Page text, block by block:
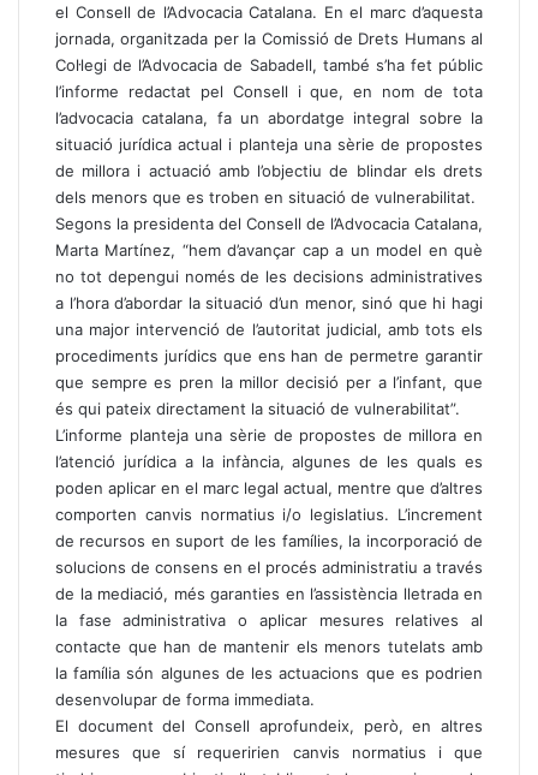
el Consell de l’Advocacia Catalana. En el marc d’aquesta
jornada, organitzada per la Comissió de Drets Humans al
Col·legi de l’Advocacia de Sabadell, també s’ha fet públic
l’informe redactat pel Consell i que, en nom de tota
l’advocacia catalana, fa un abordatge integral sobre la
situació jurídica actual i planteja una sèrie de propostes
de millora i actuació amb l’objectiu de blindar els drets
dels menors que es troben en situació de vulnerabilitat.
Segons la presidenta del Consell de l’Advocacia Catalana,
Marta Martínez, “hem d’avançar cap a un model en què
no tot depengui només de les decisions administratives
a l’hora d’abordar la situació d’un menor, sinó que hi hagi
una major intervenció de l’autoritat judicial, amb tots els
procediments jurídics que ens han de permetre garantir
que sempre es pren la millor decisió per a l’infant, que
és qui pateix directament la situació de vulnerabilitat”.
L’informe planteja una sèrie de propostes de millora en
l’atenció jurídica a la infància, algunes de les quals es
poden aplicar en el marc legal actual, mentre que d’altres
comporten canvis normatius i/o legislatius. L’increment
de recursos en suport de les famílies, la incorporació de
solucions de consens en el procés administratiu a través
de la mediació, més garanties en l’assistència lletrada en
la fase administrativa o aplicar mesures relatives al
contacte que han de mantenir els menors tutelats amb
la família són algunes de les actuacions que es podrien
desenvolupar de forma immediata.
El document del Consell aprofundeix, però, en altres
mesures que sí requeririen canvis normatius i que